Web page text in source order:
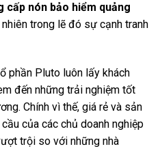
cấp nón bảo hiểm quảng
trong lẽ đó sự cạnh tranh
phần Pluto luôn lấy khách
đến những trải nghiệm tốt
Chính vì thế, giá rẻ và sản
của các chủ doanh nghiệp
trội so với những nhà